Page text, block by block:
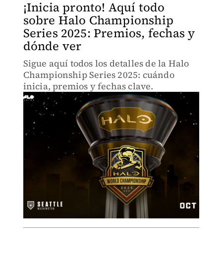
¡Inicia pronto! Aquí todo
sobre Halo Championship
Series 2025: Premios, fechas y
dónde ver
Sigue aquí todos los detalles de la Halo
Championship Series 2025: cuándo
inicia, premios y fechas clave.